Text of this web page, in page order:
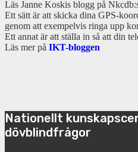
Läs Janne Koskis blogg på
Ett sätt är att skicka dina GPS-
genom att exempelvis ringa upp
Ett annat är att ställa in så att din
Läs mer på IKT-bloggen
Nationellt
dövblindfrågor